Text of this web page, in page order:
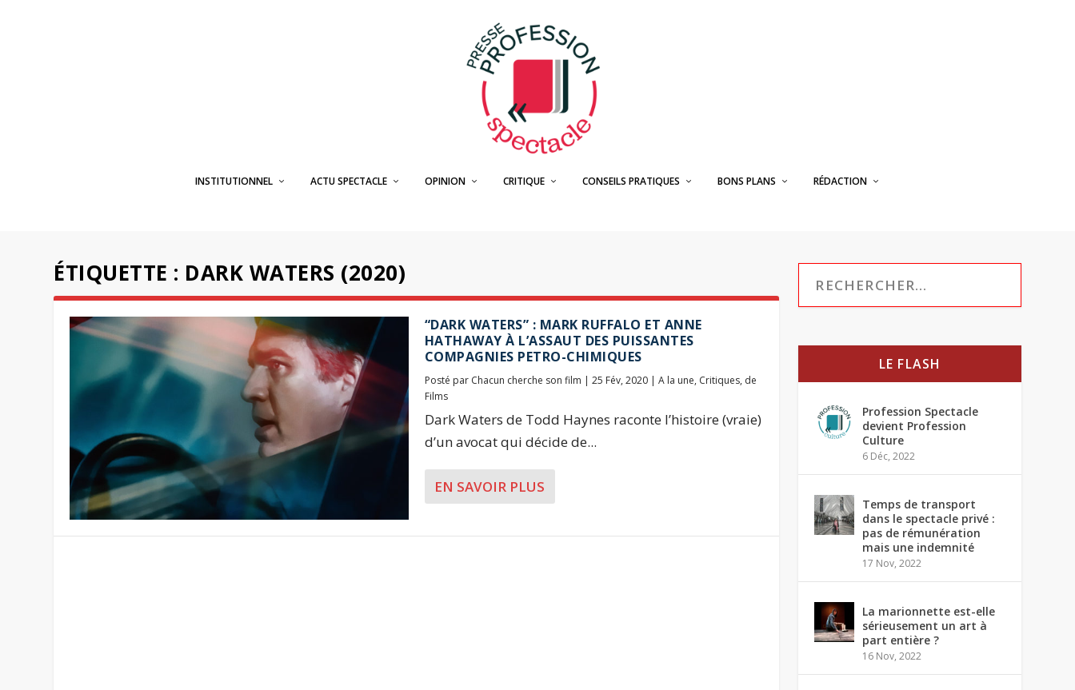
INSTITUTIONNEL ACTU SPECTACLE OPINION CRITIQUE CONSEILS PRATIQUES BONS PLANS RÉDACTION
ÉTIQUETTE : DARK WATERS (2020)
“DARK WATERS” : MARK RUFFALO ET ANNE
HATHAWAY À L’ASSAUT DES PUISSANTES
COMPAGNIES PETRO-CHIMIQUES
Posté par Chacun cherche son film | 25 Fév, 2020| A la une, Critiques, de
Films
Dark Waters de Todd Haynes raconte l’histoire (vraie)
d’un avocat qui décide de...
EN SAVOIR PLUS
LE FLASH
Profession Spectacle
devient Profession
Culture
6 Déc, 2022
Temps de transport
dans le spectacle privé :
pas de rémunération
mais une indemnité
17 Nov, 2022
La marionnette est-elle
sérieusement un art à
part entière ?
16 Nov, 2022